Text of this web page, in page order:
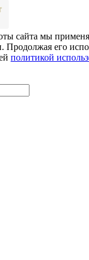
сайта мы
Продолжая его
политикой